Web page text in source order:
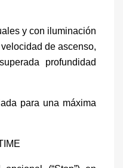
y con iluminación
de ascenso,
profundidad
para una máxima